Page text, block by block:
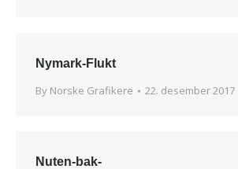
Nymark-Flukt
By Norske Grafikere 22. desember 2017
Nuten-bak-